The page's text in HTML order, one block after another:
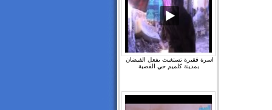
اسرة فقيرة تستغيث بفعل الفيضان ‫
بمدينة كلميم حي القصبة